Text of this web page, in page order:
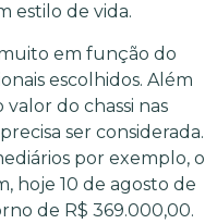
estilo de vida.
em função do
escolhidos. Além
valor do chassi nas
ser considerada.
por exemplo, o
hoje 10 de agosto de
de R$ 369.000,00.